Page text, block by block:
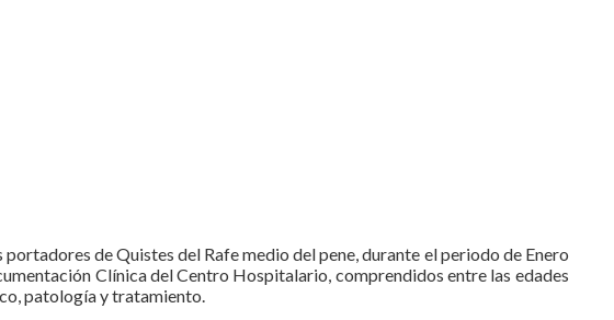
de Quistes del Rafe medio del pene, durante el periodo de Enero
Clínica del Centro Hospitalario, comprendidos entre las edades
patología y tratamiento.